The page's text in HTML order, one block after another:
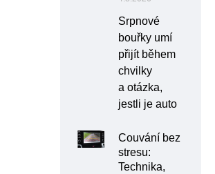
Srpnové
bouřky umí
přijít během
chvilky
a otázka,
jestli je auto
Couvání bez
stresu:
Technika,